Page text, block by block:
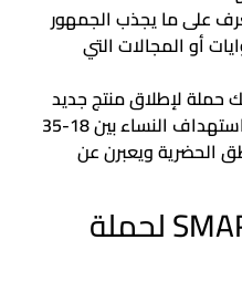
على ما يجذب الجمهور
أو المجالات التي
حملة لإطلاق منتج جديد
خاص بالعناية بالبشرة، يمكنك استهداف النساء بين 18-35
الحضرية ويعبرن عن
2.وضع أهداف SMART لحملة